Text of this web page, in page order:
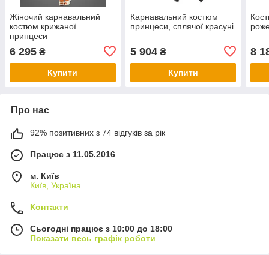
Жіночий карнавальний
костюм крижаної
принцеси
6 295 ₴
Купити
Карнавальний костюм
принцеси, сплячої красуні
5 904₴
Купити
8
Про нас
92% позитивних з 74 відгуків за рік
Працює з 11.05.2016
м. Київ
Київ, Україна
Контакти
Сьогодні працює з 10:00 до 18:00
Показати весь графік роботи